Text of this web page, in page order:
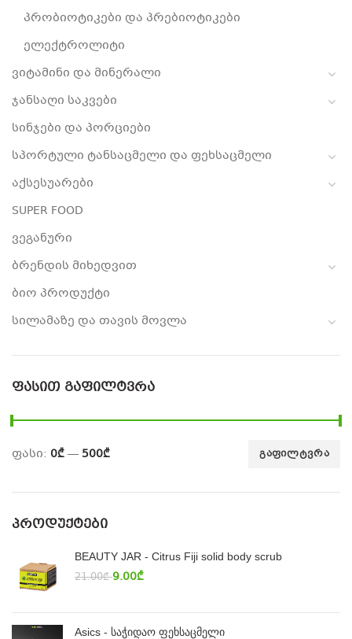
პრობიოტიკები და პრებიოტიკები
ელექტროლიტი
ვიტამინი და მინერალი
ჯანსაღი საკვები
სინჯები და პორციები
სპორტული ტანსაცმელი და ფეხსაცმელი
აქსესუარები
SUPER FOOD
ვეგანური
ბრენდის მიხედვით
ბიო პროდუქტი
სილამაზე და თავის მოვლა
ᲤᲐᲡᲘᲗ ᲒᲐᲤᲘᲚᲢᲕᲠᲐ
ᲒᲐᲤᲘᲚᲢᲕᲠᲐ
ფასი: 0₾— 500₾
ᲞᲠᲝᲓᲣᲥᲢᲔᲑᲘ
BEAUTY JAR - Citrus Fiji solid body scrub
21.00₾ 9.00₾
Asics - საჭიდაო ფეხსაცმელი